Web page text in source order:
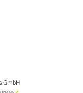
GmbH